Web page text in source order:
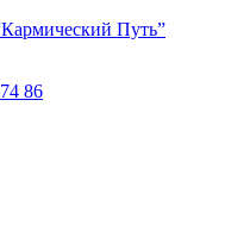
Путь”
86